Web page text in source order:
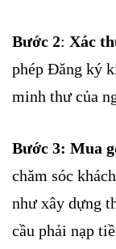
Bước 2: Xác
phép Đăng ký
minh thư của
Bước 3: Mua
chăm sóc
như xây dựng
cầu phải nạp